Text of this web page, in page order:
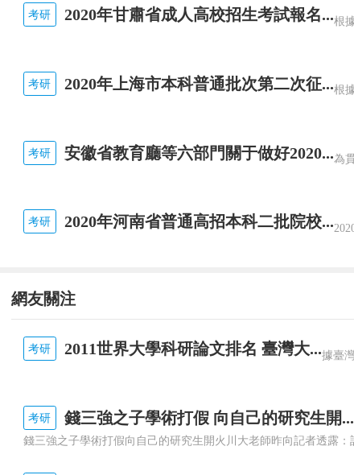
考研 2020年甘肅省成人高校招生考試報名...
考研 2020年上海市本科普通批次第二次征...
考研 安徽省教育廳等六部門關于做好2020...
考研 2020年河南省普通高招本科二批院校...
網友關注
考研 2011世界大學科研論文排名 臺灣大...
考研 錢三強之子學術打假 向自己的研究生開...